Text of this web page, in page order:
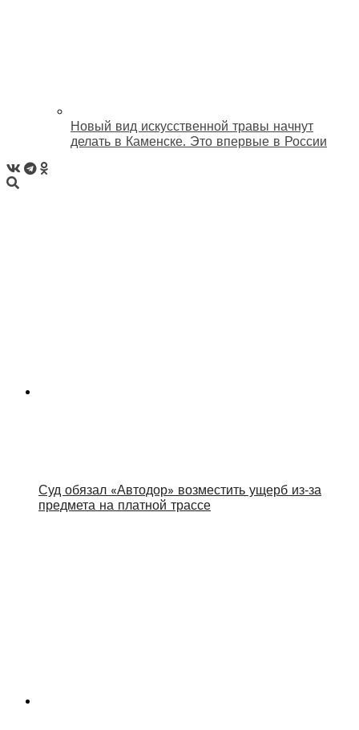
Новый вид искусственной травы начнут
делать в Каменске. Это впервые в России
Суд обязал «Автодор» возместить ущерб из‑за
предмета на платной трассе